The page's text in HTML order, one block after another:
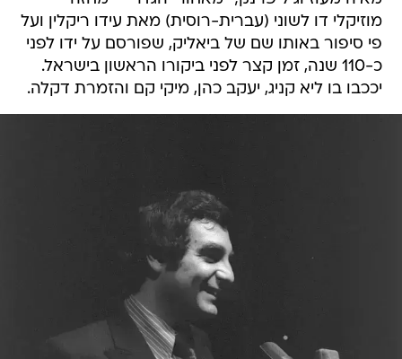
מוזיקלי דו לשוני (עברית-רוסית) מאת עידו ריקלין ועל
פי סיפור באותו שם של ביאליק, שפורסם על ידו לפני
כ-110 שנה, זמן קצר לפני ביקורו הראשון בישראל.
יככבו בו ליא קניג, יעקב כהן, מיקי קם והזמרת דקלה.